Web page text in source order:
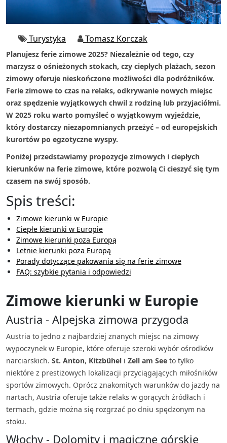
Turystyka Tomasz Korczak
Planujesz ferie zimowe 2025? Niezależnie od tego, czy
marzysz o ośnieżonych stokach, czy ciepłych plażach, sezon
zimowy oferuje nieskończone możliwości dla podróżników.
Ferie zimowe to czas na relaks, odkrywanie nowych miejsc
oraz spędzenie wyjątkowych chwil z rodziną lub przyjaciółmi.
W 2025 roku warto pomyśleć o wyjątkowym wyjeździe,
który dostarczy niezapomnianych przeżyć – od europejskich
kurortów po egzotyczne wyspy.
Poniżej przedstawiamy propozycje zimowych i ciepłych
kierunków na ferie zimowe, które pozwolą Ci cieszyć się tym
czasem na swój sposób.
Spis treści:
Zimowe kierunki w Europie
Ciepłe kierunki w Europie
Zimowe kierunki poza Europą
Letnie kierunki poza Europą
Porady dotyczące pakowania się na ferie zimowe
FAQ: szybkie pytania i odpowiedzi
Zimowe kierunki w Europie
Austria - Alpejska zimowa przygoda
Austria to jedno z najbardziej znanych miejsc na zimowy
wypoczynek w Europie, które oferuje szeroki wybór ośrodków
narciarskich. St. Anton, Kitzbühel i Zell am See to tylko
niektóre z prestiżowych lokalizacji przyciągających miłośników
sportów zimowych. Oprócz znakomitych warunków do jazdy na
nartach, Austria oferuje także relaks w gorących źródłach i
termach, gdzie można się rozgrzać po dniu spędzonym na
stoku.
Włochy - Dolomity i magiczne górskie